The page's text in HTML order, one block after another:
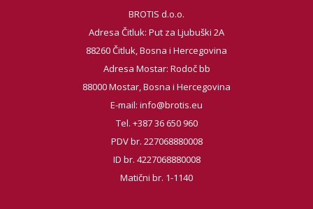
BROTIS d.o.o.
Adresa Čitluk: Put za Ljubuški 2A
88260 Čitluk, Bosna i Hercegovina
Adresa Mostar: Rodoč bb
88000 Mostar, Bosna i Hercegovina
E-mail: info@brotis.eu
Tel. +387 36 650 960
PDV br. 227068880008
ID br. 4227068880008
Matični br. 1-1140